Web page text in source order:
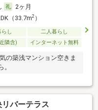
2ヶ月
（33.7m2）
し
二人暮らし
隣含) インターネット無料
の築浅マンション空きま
バーテラス